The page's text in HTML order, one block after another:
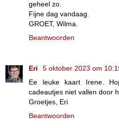
geheel zo.
Fijne dag vandaag.
GROET, Wilma.
Beantwoorden
Eri
5 oktober 2023 om
Ee leuke kaart Irene.
cadeautjes niet vallen door
Groetjes, Eri
Beantwoorden